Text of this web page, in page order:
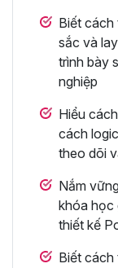
Biết cách
sắc và
trình bày
nghiệp
Hiểu
cách
theo dõi
Nắm
khóa học
thiết kế
Biết cách